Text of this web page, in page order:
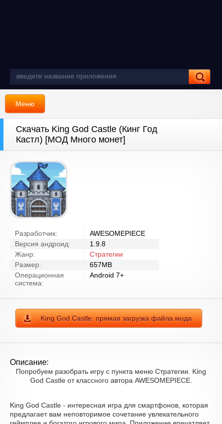
Меню
Скачать King God Castle (Кинг Год
Кастл) [МОД Много монет]
Разработчик:
AWESOMEPIECE
Версия андроид:
1.9.8
Жанр:
Стратегии
Размер:
657MB
Операционная
система:
Android 7+
King God Castle: прямая загрузка файла мода
Описание:
Попробуем разобрать игру с пункта меню Стратегии. King
God Castle от классного автора AWESOMEPIECE.
King God Castle - интересная игра для смартфонов, которая
предлагает вам неповторимое сочетание увлекательного